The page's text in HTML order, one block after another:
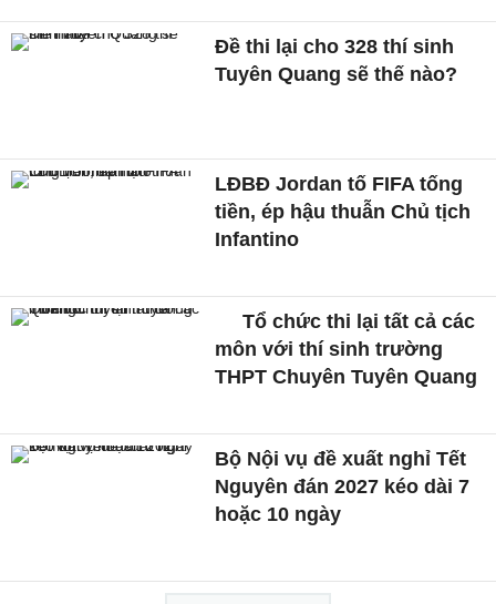
Đề thi lại cho 328 thí sinh
Tuyên Quang sẽ thế nào?
LĐBĐ Jordan tố FIFA tống
tiền, ép hậu thuẫn Chủ tịch
Infantino
Tổ chức thi lại tất cả các
môn với thí sinh trường
THPT Chuyên Tuyên Quang
Bộ Nội vụ đề xuất nghỉ Tết
Nguyên đán 2027 kéo dài 7
hoặc 10 ngày